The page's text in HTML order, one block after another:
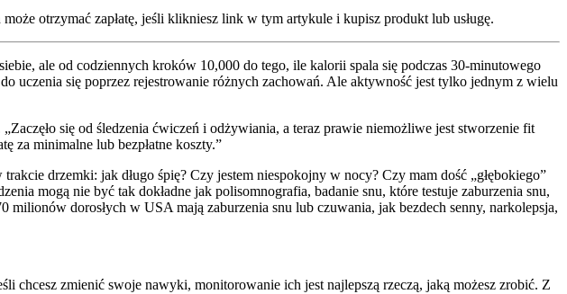
otrzymać zapłatę, jeśli klikniesz link w tym artykule i kupisz produkt lub usługę.
ale od codziennych kroków 10,000 do tego, ile kalorii spala się podczas 30-minutowego
uczenia się poprzez rejestrowanie różnych zachowań. Ale aktywność jest tylko jednym z wielu
się od śledzenia ćwiczeń i odżywiania, a teraz prawie niemożliwe jest stworzenie fit
za minimalne lub bezpłatne koszty.”
drzemki: jak długo śpię? Czy jestem niespokojny w nocy? Czy mam dość „głębokiego”
mogą nie być tak dokładne jak polisomnografia, badanie snu, które testuje zaburzenia snu,
milionów dorosłych w USA mają zaburzenia snu lub czuwania, jak bezdech senny, narkolepsja,
chcesz zmienić swoje nawyki, monitorowanie ich jest najlepszą rzeczą, jaką możesz zrobić. Z